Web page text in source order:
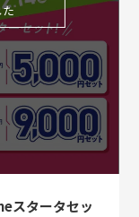
スタータセッ